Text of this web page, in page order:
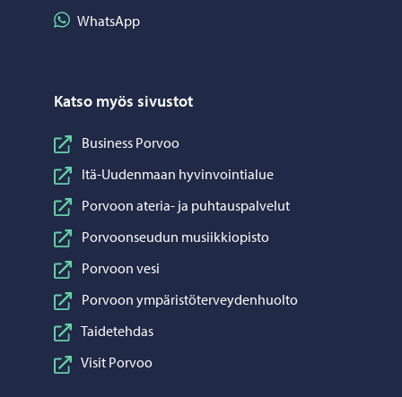
Jaa WhatsApp
WhatsApp
Katso myös sivustot
Business Porvoo
Itä-Uudenmaan hyvinvointialue
Porvoon ateria- ja puhtauspalvelut
Porvoonseudun musiikkiopisto
Porvoon vesi
Porvoon ympäristöterveydenhuolto
Taidetehdas
Visit Porvoo